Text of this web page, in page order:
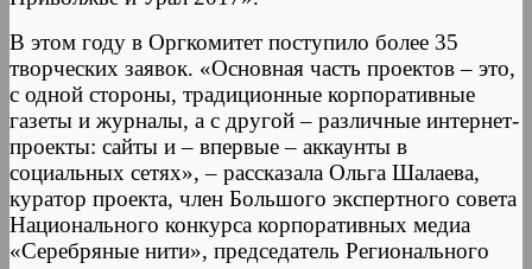
В этом году в Оргкомитет поступило более 35
творческих заявок. «Основная часть проектов – это,
с одной стороны, традиционные корпоративные
газеты и журналы, а с другой – различные интернет-
проекты: сайты и – впервые – аккаунты в
социальных сетях», – рассказала Ольга Шалаева,
куратор проекта, член Большого экспертного совета
Национального конкурса корпоративных медиа
«Серебряные нити», председатель Регионального